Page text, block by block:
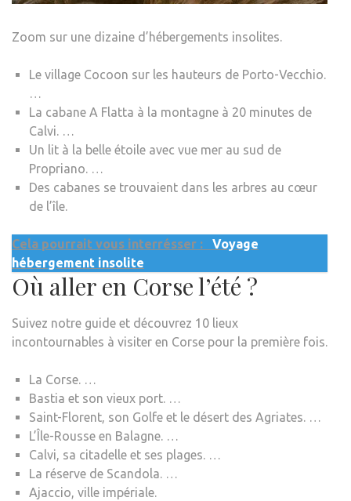
Zoom sur une dizaine d’hébergements insolites.
Le village Cocoon sur les hauteurs de Porto-Vecchio.
…
La cabane A Flatta à la montagne à 20 minutes de
Calvi. …
Un lit à la belle étoile avec vue mer au sud de
Propriano. …
Des cabanes se trouvaient dans les arbres au cœur
de l’île.
Cela pourrait vous interrésser :
Voyage
hébergement insolite
Où aller en Corse l’été ?
Suivez notre guide et découvrez 10 lieux
incontournables à visiter en Corse pour la première fois.
La Corse. …
Bastia et son vieux port. …
Saint-Florent, son Golfe et le désert des Agriates. …
L’Île-Rousse en Balagne. …
Calvi, sa citadelle et ses plages. …
La réserve de Scandola. …
Ajaccio, ville impériale.